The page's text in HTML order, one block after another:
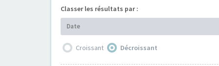
Classer les résultats par :
Date
Croissant Décroissant